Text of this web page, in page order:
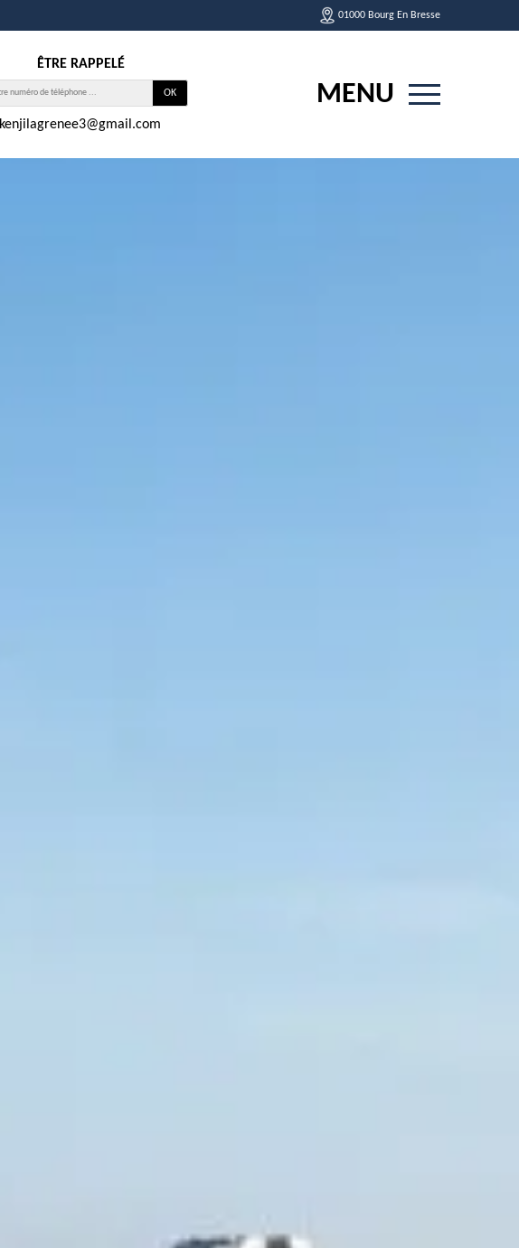
01000 Bourg En Bresse
ÊTRE RAPPELÉ
kenjilagrenee3@gmail.com
MENU